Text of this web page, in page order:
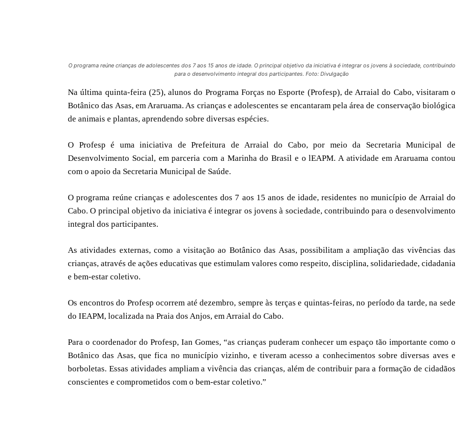
O programa reúne crianças de adolescentes dos 7 aos 15 anos de idade. O principal objetivo da iniciativa é integrar os jovens à sociedade, contribuindo
para o desenvolvimento integral dos participantes. Foto: Divulgação
Na última quinta-feira (25), alunos do Programa Forças no Esporte (Profesp), de Arraial do Cabo, visitaram o
Botânico das Asas, em Araruama. As crianças e adolescentes se encantaram pela área de conservação biológica
de animais e plantas, aprendendo sobre diversas espécies.
O Profesp é uma iniciativa de Prefeitura de Arraial do Cabo, por meio da Secretaria Municipal de
Desenvolvimento Social, em parceria com a Marinha do Brasil e o lEAPM. A atividade em Araruama contou
com o apoio da Secretaria Municipal de Saúde.
O programa reúne crianças e adolescentes dos 7 aos 15 anos de idade, residentes no município de Arraial do
Cabo. O principal objetivo da iniciativa é integrar os jovens à sociedade, contribuindo para o desenvolvimento
integral dos participantes.
As atividades externas, como a visitação ao Botânico das Asas, possibilitam a ampliação das vivências das
crianças, através de ações educativas que estimulam valores como respeito, disciplina, solidariedade, cidadania
e bem-estar coletivo.
Os encontros do Profesp ocorrem até dezembro, sempre às terças e quintas-feiras, no período da tarde, na sede
do IEAPM, localizada na Praia dos Anjos, em Arraial do Cabo.
Para o coordenador do Profesp, Ian Gomes, “as crianças puderam conhecer um espaço tão importante como o
Botânico das Asas, que fica no município vizinho, e tiveram acesso a conhecimentos sobre diversas aves e
borboletas. Essas atividades ampliam a vivência das crianças, além de contribuir para a formação de cidadãos
conscientes e comprometidos com o bem-estar coletivo.”